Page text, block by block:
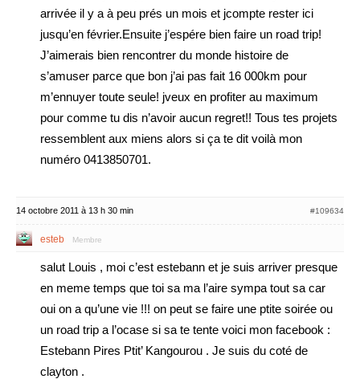
arrivée il y a à peu prés un mois et jcompte rester ici
jusqu’en février.Ensuite j’espére bien faire un road trip!
J’aimerais bien rencontrer du monde histoire de
s’amuser parce que bon j’ai pas fait 16 000km pour
m’ennuyer toute seule! jveux en profiter au maximum
pour comme tu dis n’avoir aucun regret!! Tous tes projets
ressemblent aux miens alors si ça te dit voilà mon
numéro 0413850701.
14 octobre 2011 à 13 h 30 min #109634
esteb Membre
salut Louis , moi c’est estebann et je suis arriver presque
en meme temps que toi sa ma l’aire sympa tout sa car
oui on a qu’une vie !!! on peut se faire une ptite soirée ou
un road trip a l’ocase si sa te tente voici mon facebook :
Estebann Pires Ptit’ Kangourou . Je suis du coté de
clayton .